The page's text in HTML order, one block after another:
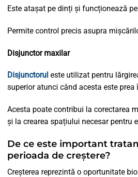
Este atașat pe dinți și funcționează
Permite control precis asupra
Disjunctor maxilar
Disjunctorul este utilizat pentru
superior atunci când acesta este prea
Acesta poate contribui la corectarea
și la crearea spațiului necesar pentru
De ce este important
perioada de creștere?
Creșterea reprezintă o oportunitate